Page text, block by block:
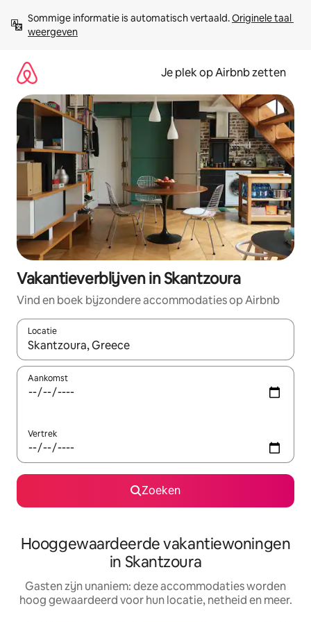
direct
naar
Sommige informatie is automatisch vertaald. Originele taal
weergeven
Je plek op Airbnb zetten
Vakantieverblijven in Skantzoura
Vind en boek bijzondere accommodaties op Airbnb
Locatie
Wanneer er resultaten beschikbaar zijn, maak je een keuze
Aankomst
Vertrek
Zoeken
Hooggewaardeerde vakantiewoningen
in Skantzoura
Gasten zijn unaniem: deze accommodaties worden
hoog gewaardeerd voor hun locatie, netheid en meer.